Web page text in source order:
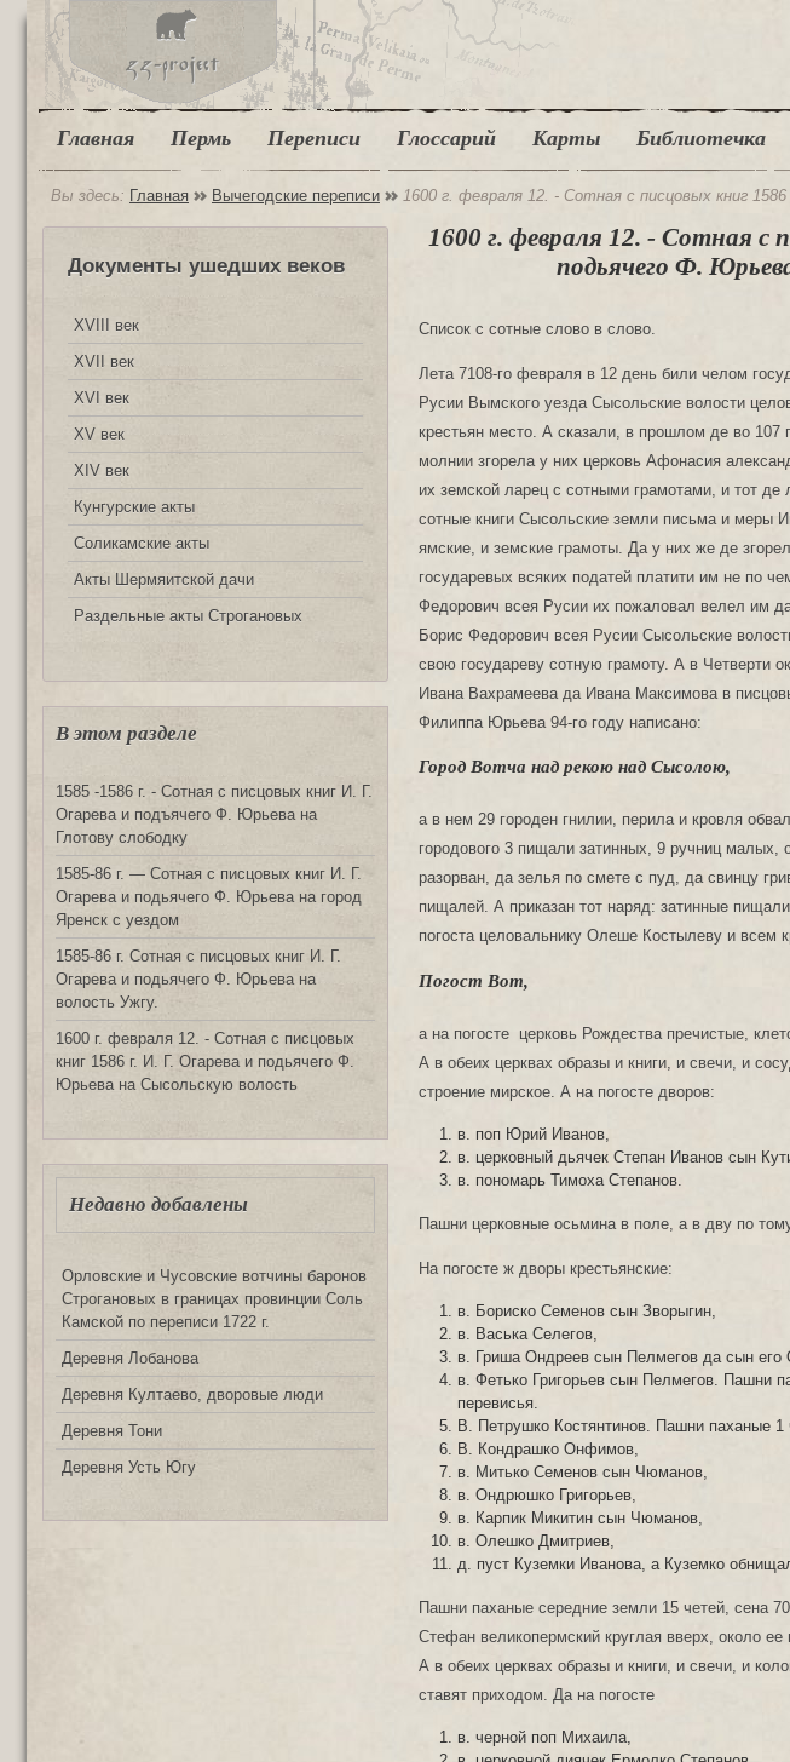
Главная Пермь Переписи Глоссарий Карты Библиотечка
Вы здесь: Главная Вычегодские переписи 1600 г. февраля 12. - Сотная с писцовых книг
Документы ушедших веков
XVIII век
XVII век
XVI век
XV век
XIV век
Кунгурские акты
Соликамские акты
Акты Шермяитской дачи
Раздельные акты Строгановых
В этом разделе
1585 -1586 г. - Сотная с писцовых книг И. Г.
Огарева и подъячего Ф. Юрьева на
Глотову слободку
1585-86 г. — Сотная с писцовых книг И. Г.
Огарева и подьячего Ф. Юрьева на город
Яренск с уездом
1585-86 г. Сотная с писцовых книг И. Г.
Огарева и подьячего Ф. Юрьева на
волость Ужгу.
1600 г. февраля 12. - Сотная с писцовых
книг 1586 г. И. Г. Огарева и подьячего Ф.
Юрьева на Сысольскую волость
Недавно добавлены
Орловские и Чусовские вотчины баронов
Строгановых в границах провинции Соль
Камской по переписи 1722 г.
Деревня Лобанова
Деревня Култаево, дворовые люди
Деревня Тони
Деревня Усть Югу
1600 г. февраля 12. - Сотная с
подьячего Ф.
Список с сотные слово в слово.
Лета 7108-го февраля в 12 день били челом
Русии Вымского уезда Сысольские волости
крестьян место. А сказали, в прошлом де во 107
молнии згорела у них церковь Афонасия
их земской ларец с сотными грамотами, и тот
сотные книги Сысольские земли письма и меры
ямские, и земские грамоты. Да у них же де
государевых всяких податей платити им не по
Федорович всея Русии их пожаловал велел им
Борис Федорович всея Русии Сысольские
свою государеву сотную грамоту. А в Четверти
Ивана Вахрамеева да Ивана Максимова в
Филиппа Юрьева 94-го году написано:
Город Вотча над рекою над Сысолою,
а в нем 29 городен гнилии, перила и кровля
городового 3 пищали затинных, 9 ручниц малых,
разорван, да зелья по смете с пуд, да свинцу
пищалей. А приказан тот наряд: затинные
погоста целовальнику Олеше Костылеву и всем
Погост Вот,
а на погосте церковь Рождества пречистые,
А в обеих церквах образы и книги, и свечи, и
строение мирское. А на погосте дворов:
в. поп Юрий Иванов,
в. церковный дьячек Степан Иванов сын
в. пономарь Тимоха Степанов.
Пашни церковные осьмина в поле, а в дву по
На погосте ж дворы крестьянские:
в. Бориско Семенов сын Зворыгин,
в. Васька Селегов,
в. Гриша Ондреев сын Пелмегов да сын его
в. Фетько Григорьев сын Пелмегов. Пашни
перевисья.
В. Петрушко Костянтинов. Пашни паханые 1
В. Кондрашко Онфимов,
в. Митько Семенов сын Чюманов,
в. Ондрюшко Григорьев,
в. Карпик Микитин сын Чюманов,
в. Олешко Дмитриев,
д. пуст Куземки Иванова, а Куземко
Пашни паханые середние земли 15 четей, сена
Стефан великопермский круглая вверх, около
А в обеих церквах образы и книги, и свечи, и
ставят приходом. Да на погосте
в. черной поп Михаила,